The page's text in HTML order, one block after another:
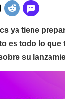
ya tiene
es todo lo que
su